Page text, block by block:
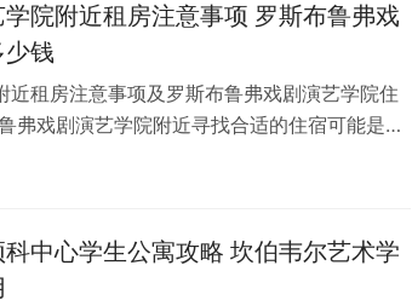
院附近租房注意事项 罗斯布鲁弗戏
钱
租房注意事项及罗斯布鲁弗戏剧演艺学院住
弗戏剧演艺学院附近寻找合适的住宿可能是留
帮助您顺利完成…
中心学生公寓攻略 坎伯韦尔艺术学